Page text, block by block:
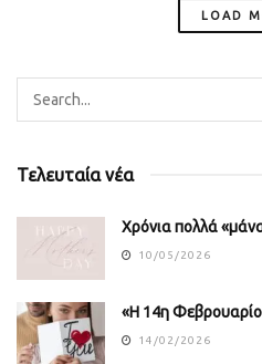
LOAD
Τελευταία νέα
Χρόνια πολλά
10/05/2026
«Η 14η
14/02/2026